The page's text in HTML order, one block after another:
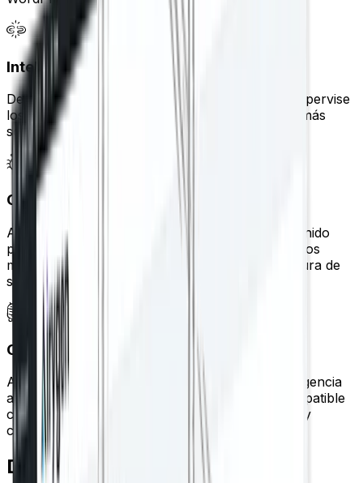
Inteligencia de construcción de enlaces
Descubra oportunidades de enlaces internos, supervise
los enlaces rotos y cree una estructura de sitio más
sólida que adoren los motores de búsqueda.
Control de rastreo e indexación
Administre las reglas del rastreador, envíe contenido
para una indexación rápida y asegúrese de que los
motores de búsqueda siempre tengan la estructura de
su sitio más reciente.
Optimización impulsada por IA
Aproveche el conjunto de herramientas de inteligencia
artificial de Airygen para generar contenido compatible
con SEO, encontrar publicaciones relacionadas y
capturar tráfico de cola larga automáticamente.
Di adiós al laberinto de